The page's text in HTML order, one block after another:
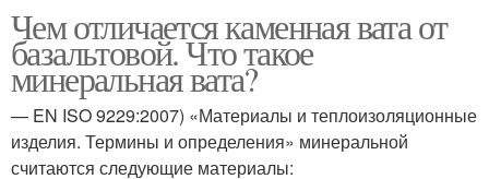
Чем отличается каменная вата от
базальтовой. Что такое
минеральная вата?
— EN ISO 9229:2007) «Материалы и теплоизоляционные
изделия. Термины и определения» минеральной
считаются следующие материалы: